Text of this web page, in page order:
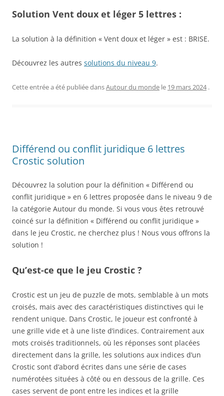
Solution Vent doux et léger 5 lettres :
La solution à la définition « Vent doux et léger » est : BRISE.
Découvrez les autres solutions du niveau 9.
Cette entrée a été publiée dansAutour du monde le 19 mars 2024 .
Différend ou conflit juridique 6 lettres
Crostic solution
Découvrez la solution pour la définition « Différend ou
conflit juridique » en 6 lettres proposée dans le niveau 9 de
la catégorie Autour du monde. Si vous vous êtes retrouvé
coincé sur la définition « Différend ou conflit juridique »
dans le jeu Crostic, ne cherchez plus ! Nous vous offrons la
solution !
Qu’est-ce que le jeu Crostic ?
Crostic est un jeu de puzzle de mots, semblable à un mots
croisés, mais avec des caractéristiques distinctives qui le
rendent unique. Dans Crostic, le joueur est confronté à
une grille vide et à une liste d’indices. Contrairement aux
mots croisés traditionnels, où les réponses sont placées
directement dans la grille, les solutions aux indices d’un
Crostic sont d’abord écrites dans une série de cases
numérotées situées à côté ou en dessous de la grille. Ces
cases servent de pont entre les indices et la grille